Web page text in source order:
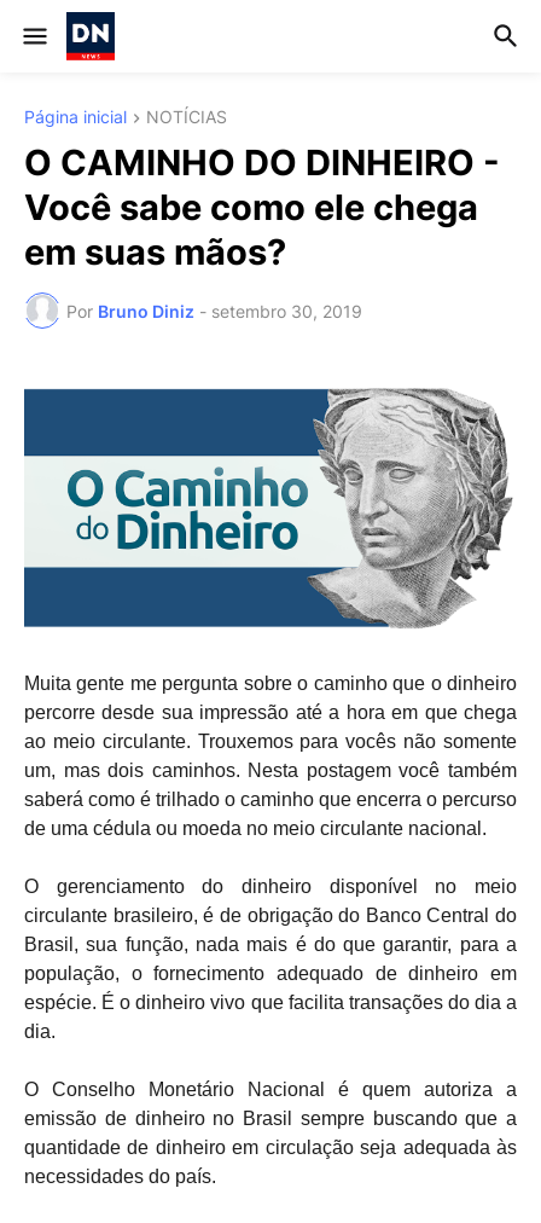
Página inicial NOTÍCIAS
O CAMINHO DO DINHEIRO -
Você sabe como ele chega
em suas mãos?
Por Bruno Diniz - setembro 30, 2019
Muita gente me pergunta sobre o caminho que o dinheiro
percorre desde sua impressão até a hora em que chega
ao meio circulante. Trouxemos para vocês não somente
um, mas dois caminhos. Nesta postagem você também
saberá como é trilhado o caminho que encerra o percurso
de uma cédula ou moeda no meio circulante nacional.
O gerenciamento do dinheiro disponível no meio
circulante brasileiro, é de obrigação do Banco Central do
Brasil, sua função, nada mais é do que garantir, para a
população, o fornecimento adequado de dinheiro em
espécie. É o dinheiro vivo que facilita transações do dia a
dia.
O Conselho Monetário Nacional é quem autoriza a
emissão de dinheiro no Brasil sempre buscando que a
quantidade de dinheiro em circulação seja adequada às
necessidades do país.